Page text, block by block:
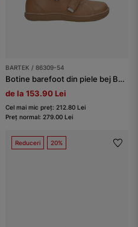
BARTEK / 86309-54
Botine barefoot din piele bej BARTEK 86309-54
de la 153.90 Lei
Cel mai mic preț: 212.80 Lei
Preț normal: 279.00 Lei
Reduceri 20%